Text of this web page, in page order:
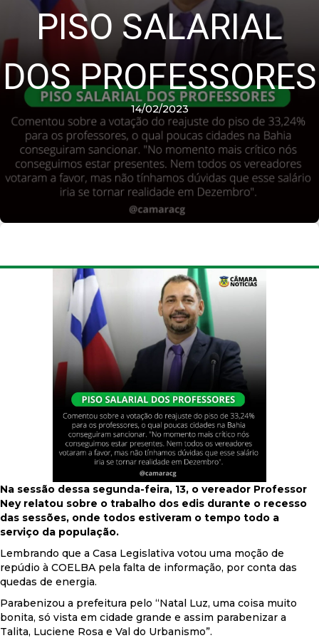
PISO SALARIAL
DOS PROFESSORES
14/02/2023
Na sessão dessa segunda-feira, 13, o vereador Professor
Ney relatou sobre o trabalho dos edis durante o recesso
das sessões, onde todos estiveram o tempo todo a
serviço da população.
Lembrando que a Casa Legislativa votou uma moção de
repúdio à COELBA pela falta de informação, por conta das
quedas de energia.
Parabenizou a prefeitura pelo “Natal Luz, uma coisa muito
bonita, só vista em cidade grande e assim parabenizar a
Talita, Luciene Rosa e Val do Urbanismo”.